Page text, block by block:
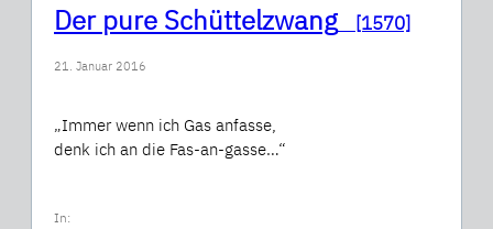
Der pure Schüttelzwang [1570]
21. Januar 2016
„Immer wenn ich Gas anfasse,
denk ich an die Fas-an-gasse…“
In: